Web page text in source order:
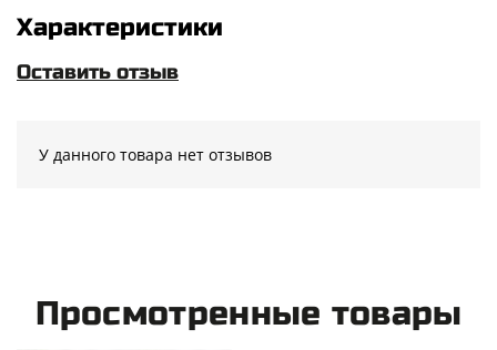
Характеристики
Оставить отзыв
У данного товара нет отзывов
Просмотренные товары